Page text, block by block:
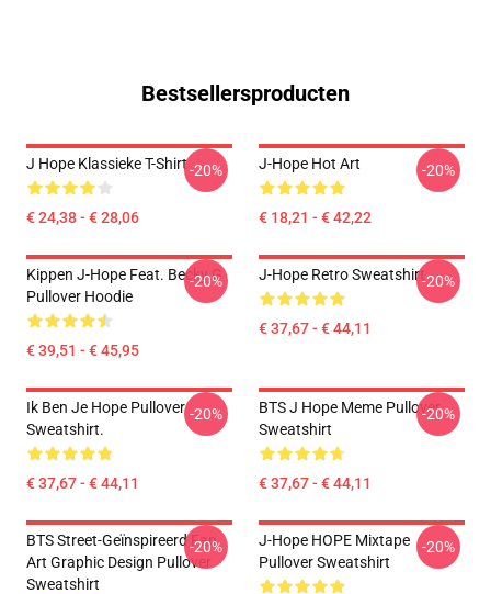
Bestsellersproducten
J Hope Klassieke T-Shirt
€ 24,38 - € 28,06
-20% J-Hope Hot Art
€ 18,21 - € 42,22
-20%
Kippen J-Hope Feat. Becky G
Pullover Hoodie
€ 39,51 - € 45,95
-20% J-Hope Retro Sweatshirt
€ 37,67 - € 44,11
-20%
Ik Ben Je Hope Pullover
Sweatshirt.
€ 37,67 - € 44,11
-20%
BTS J Hope Meme Pullover
Sweatshirt
€ 37,67 - € 44,11
-20%
BTS Street-Geïnspireerd Fan
Art Graphic Design Pullover
Sweatshirt
-20%
J-Hope HOPE Mixtape
Pullover Sweatshirt
-20%